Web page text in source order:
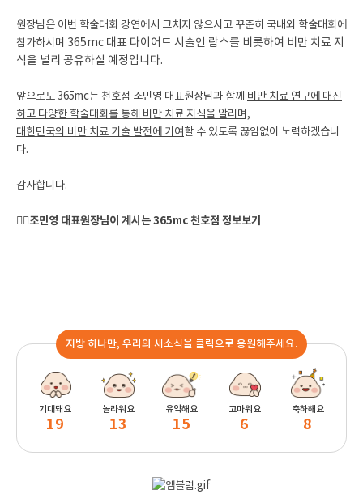
원장님은 이번 학술대회 강연에서 그치지 않으시고 꾸준히 국내외 학술대회에
참가하시며 365mc 대표 다이어트 시술인 람스를 비롯하여 비만 치료 지
식을 널리 공유하실 예정입니다.
앞으로도 365mc는 천호점 조민영 대표원장님과 함께 비만 치료 연구에 매진
하고 다양한 학술대회를 통해 비만 치료 지식을 알리며,
대한민국의 비만 치료 기술 발전에 기여할 수 있도록 끊임없이 노력하겠습니
다.
감사합니다.
👉🏻조민영 대표원장님이 계시는 365mc 천호점 정보보기
지방 하나만, 우리의 새소식을 클릭으로 응원해주세요.
기대돼요
19
놀라워요
13
유익해요
15
고마워요
6
축하해요
8